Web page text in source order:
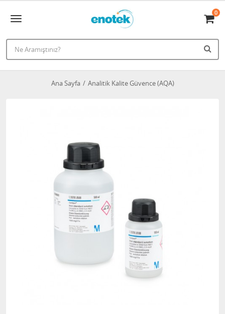
0
Ana Sayfa Analitik Kalite Güvence (AQA)